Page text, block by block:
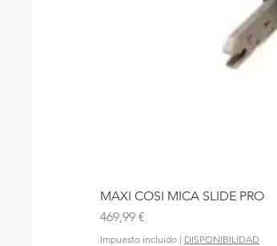
MAXI COSI MICA SLIDE PRO
Precio
469,99 €
Impuesto incluido | DISPONIBILIDAD